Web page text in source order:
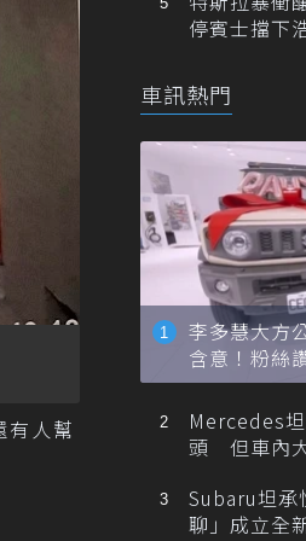
有人幫
停賓士擋下
車訊熱門
李多慧大方
含意！粉絲
忙找車
Mercedes
頭 但車內
Subaru坦承
聊」成立全